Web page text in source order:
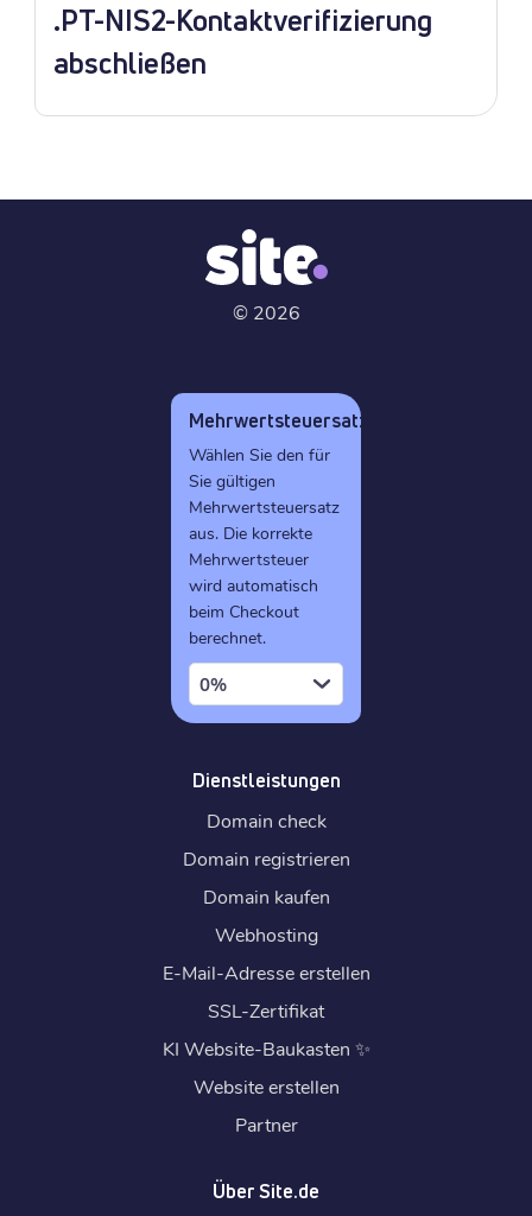
.PT-NIS2-Kontaktverifizierung
abschließen
© 2026
Mehrwertsteuersatz
Wählen Sie den für
Sie gültigen
Mehrwertsteuersatz
aus. Die korrekte
Mehrwertsteuer
wird automatisch
beim Checkout
berechnet.
0%
Dienstleistungen
Domain check
Domain registrieren
Domain kaufen
Webhosting
E-Mail-Adresse erstellen
SSL-Zertifikat
KI Website-Baukasten ✨
Website erstellen
Partner
Über Site.de